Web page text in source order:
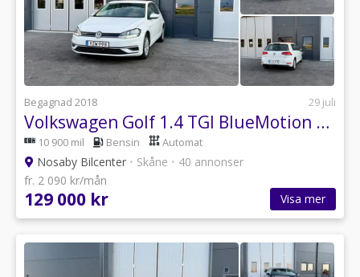
Begagnad 2018 29 juli
Volkswagen Golf 1.4 TGI BlueMotion Euro 6, 1 Ägare, moms
10 900 mil Bensin Automat
Nosaby Bilcenter • Skåne • 40 annonser
fr. 2 090 kr/mån
129 000 kr Visa mer